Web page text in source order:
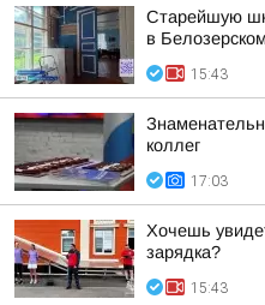
Старейшую
в
15:43
коллег
17:03
Хочешь
зарядка?
15:43